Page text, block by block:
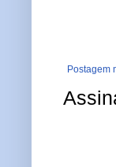
Postagem